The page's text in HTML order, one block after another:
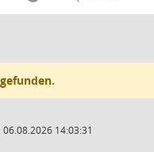
14:03:31